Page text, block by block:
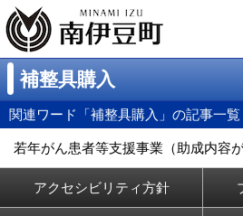
補整具購入
関連ワード「補整具購入」の記事一覧
若年がん患者等支援事業（助成内容
）
アクセシビリティ方針